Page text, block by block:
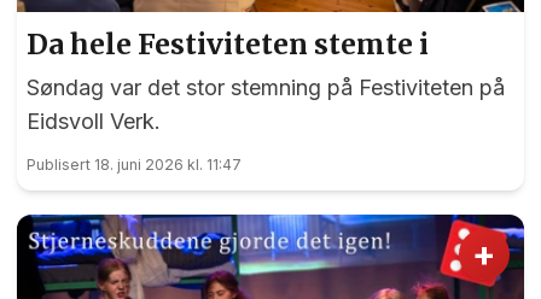
Da hele Festiviteten stemte i
Søndag var det stor stemning på Festiviteten på
Eidsvoll Verk.
Publisert 18. juni 2026 kl. 11:47
+